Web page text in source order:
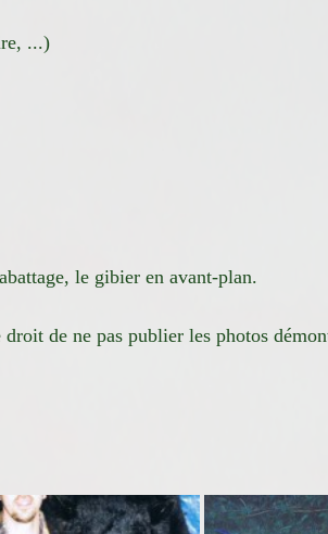
...)
le gibier en avant-plan.
de ne pas publier les photos